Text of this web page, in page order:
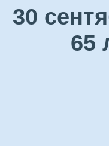
30
65